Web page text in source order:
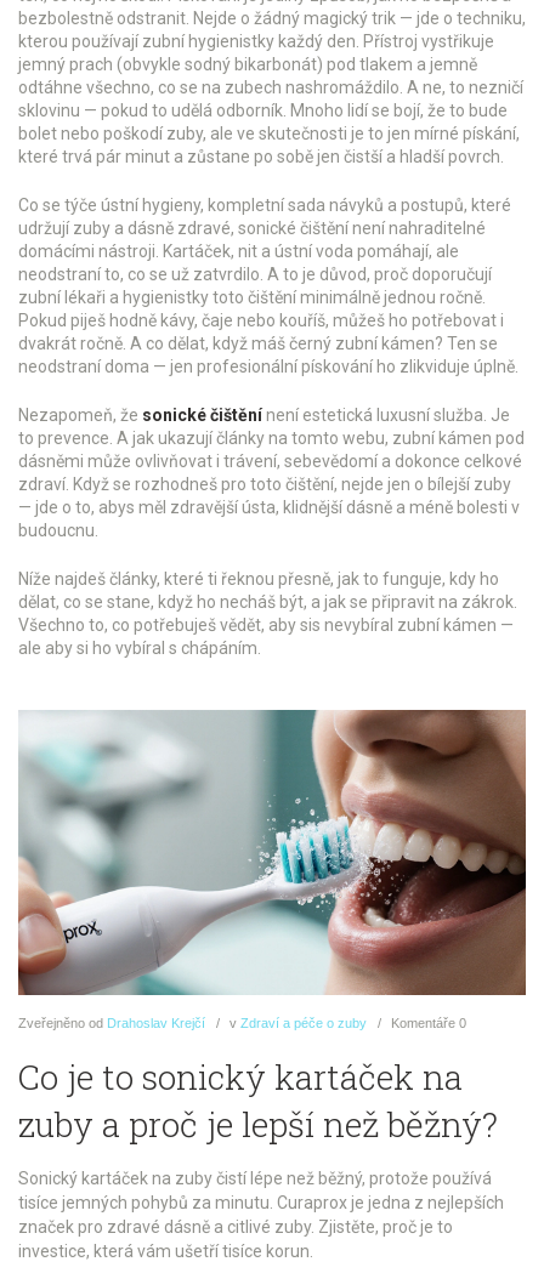
bezbolestně odstranit. Nejde o žádný magický trik — jde o techniku,
kterou používají zubní hygienistky každý den. Přístroj vystřikuje
jemný prach (obvykle sodný bikarbonát) pod tlakem a jemně
odtáhne všechno, co se na zubech nashromáždilo. A ne, to nezničí
sklovinu — pokud to udělá odborník. Mnoho lidí se bojí, že to bude
bolet nebo poškodí zuby, ale ve skutečnosti je to jen mírné pískání,
které trvá pár minut a zůstane po sobě jen čistší a hladší povrch.
Co se týče ústní hygieny, kompletní sada návyků a postupů, které
udržují zuby a dásně zdravé, sonické čištění není nahraditelné
domácími nástroji. Kartáček, nit a ústní voda pomáhají, ale
neodstraní to, co se už zatvrdilo. A to je důvod, proč doporučují
zubní lékaři a hygienistky toto čištění minimálně jednou ročně.
Pokud piješ hodně kávy, čaje nebo kouříš, můžeš ho potřebovat i
dvakrát ročně. A co dělat, když máš černý zubní kámen? Ten se
neodstraní doma — jen profesionální pískování ho zlikviduje úplně.
Nezapomeň, že sonické čištěnínení estetická luxusní služba. Je
to prevence. A jak ukazují články na tomto webu, zubní kámen pod
dásněmi může ovlivňovat i trávení, sebevědomí a dokonce celkové
zdraví. Když se rozhodneš pro toto čištění, nejde jen o bílejší zuby
— jde o to, abys měl zdravější ústa, klidnější dásně a méně bolesti v
budoucnu.
Níže najdeš články, které ti řeknou přesně, jak to funguje, kdy ho
dělat, co se stane, když ho necháš být, a jak se připravit na zákrok.
Všechno to, co potřebuješ vědět, aby sis nevybíral zubní kámen —
ale aby si ho vybíral s chápáním.
Zveřejněno od Drahoslav Krejčí v Zdraví a péče o zuby Komentáře 0
Co je to sonický kartáček na
zuby a proč je lepší než běžný?
Sonický kartáček na zuby čistí lépe než běžný, protože používá
tisíce jemných pohybů za minutu. Curaprox je jedna z nejlepších
značek pro zdravé dásně a citlivé zuby. Zjistěte, proč je to
investice, která vám ušetří tisíce korun.